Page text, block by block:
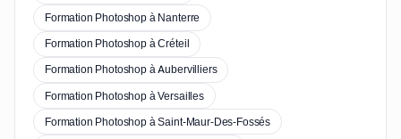
Formation Photoshop à Nanterre
Formation Photoshop à Créteil
Formation Photoshop à Aubervilliers
Formation Photoshop à Versailles
Formation Photoshop à Saint-Maur-Des-Fossés